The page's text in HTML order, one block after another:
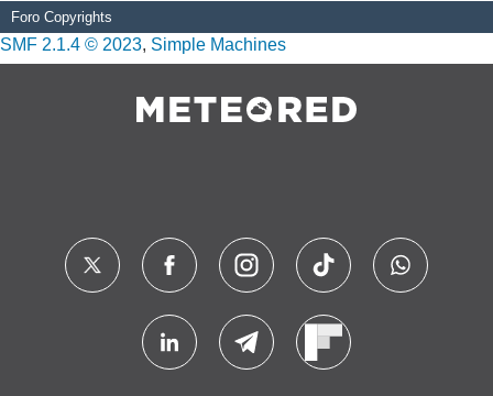
Foro Copyrights
SMF 2.1.4 © 2023, Simple Machines